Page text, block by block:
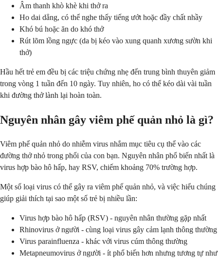
Âm thanh khò khè khi thở ra
Ho dai dẳng, có thể nghe thấy tiếng ướt hoặc đầy chất nhầy
Khó bú hoặc ăn do khó thở
Rút lõm lồng ngực (da bị kéo vào xung quanh xương sườn khi
thở)
Hầu hết trẻ em đều bị các triệu chứng nhẹ đến trung bình thuyên giảm
trong vòng 1 tuần đến 10 ngày. Tuy nhiên, ho có thể kéo dài vài tuần
khi đường thở lành lại hoàn toàn.
Nguyên nhân gây viêm phế quản nhỏ là gì?
Viêm phế quản nhỏ do nhiễm virus nhắm mục tiêu cụ thể vào các
đường thở nhỏ trong phổi của con bạn. Nguyên nhân phổ biến nhất là
virus hợp bào hô hấp, hay RSV, chiếm khoảng 70% trường hợp.
Một số loại virus có thể gây ra viêm phế quản nhỏ, và việc hiểu chúng
giúp giải thích tại sao một số trẻ bị nhiều lần:
Virus hợp bào hô hấp (RSV) - nguyên nhân thường gặp nhất
Rhinovirus ở người - cùng loại virus gây cảm lạnh thông thường
Virus parainfluenza - khác với virus cúm thông thường
Metapneumovirus ở người - ít phổ biến hơn nhưng tương tự như